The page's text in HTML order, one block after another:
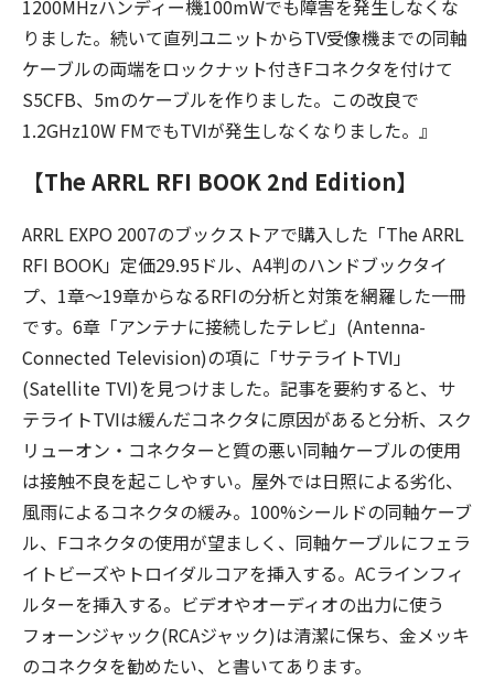
1200MHzハンディー機100mWでも障害を発生しなくな
りました。続いて直列ユニットからTV受像機までの同軸
ケーブルの両端をロックナット付きFコネクタを付けて
S5CFB、5mのケーブルを作りました。この改良で
1.2GHz10W FMでもTVIが発生しなくなりました。』
【The ARRL RFI BOOK 2nd Edition】
ARRL EXPO 2007のブックストアで購入した「The ARRL
RFI BOOK」定価29.95ドル、A4判のハンドブックタイ
プ、1章〜19章からなるRFIの分析と対策を網羅した一冊
です。6章「アンテナに接続したテレビ」(Antenna-
Connected Television)の項に「サテライトTVI」
(Satellite TVI)を見つけました。記事を要約すると、サ
テライトTVIは緩んだコネクタに原因があると分析、スク
リューオン・コネクターと質の悪い同軸ケーブルの使用
は接触不良を起こしやすい。屋外では日照による劣化、
風雨によるコネクタの緩み。100%シールドの同軸ケーブ
ル、Fコネクタの使用が望ましく、同軸ケーブルにフェラ
イトビーズやトロイダルコアを挿入する。ACラインフィ
ルターを挿入する。ビデオやオーディオの出力に使う
フォーンジャック(RCAジャック)は清潔に保ち、金メッキ
のコネクタを勧めたい、と書いてあります。